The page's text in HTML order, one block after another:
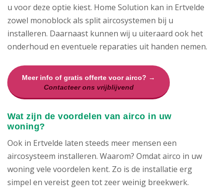
u voor deze optie kiest. Home Solution kan in Ertvelde
zowel monoblock als split aircosystemen bij u
installeren. Daarnaast kunnen wij u uiteraard ook het
onderhoud en eventuele reparaties uit handen nemen.
Meer info of gratis offerte voor airco? →
Contacteer ons vrijblijvend
Wat zijn de voordelen van airco in uw
woning?
Ook in Ertvelde laten steeds meer mensen een
aircosysteem installeren. Waarom? Omdat airco in uw
woning vele voordelen kent. Zo is de installatie erg
simpel en vereist geen tot zeer weinig breekwerk.